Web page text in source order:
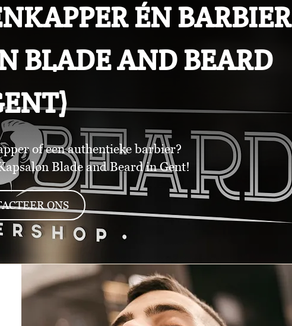
ÉN BARBIER
BLADE AND BEARD
of een authentieke barbier?
Blade and Beard in Gent!
ONS